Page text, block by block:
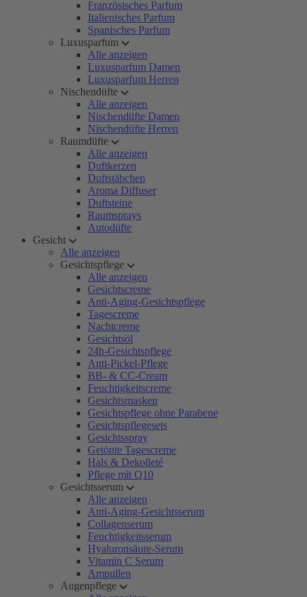
Französisches Parfum
Italienisches Parfum
Spanisches Parfum
Luxusparfum
Alle anzeigen
Luxusparfum Damen
Luxusparfum Herren
Nischendüfte
Alle anzeigen
Nischendüfte Damen
Nischendüfte Herren
Raumdüfte
Alle anzeigen
Duftkerzen
Duftstäbchen
Aroma Diffuser
Duftsteine
Raumsprays
Autodüfte
Gesicht
Alle anzeigen
Gesichtspflege
Alle anzeigen
Gesichtscreme
Anti-Aging-Gesichtspflege
Tagescreme
Nachtcreme
Gesichtsöl
24h-Gesichtspflege
Anti-Pickel-Pflege
BB- & CC-Cream
Feuchtigkeitscreme
Gesichtsmasken
Gesichtspflege ohne Parabene
Gesichtspflegesets
Gesichtsspray
Getönte Tagescreme
Hals & Dekolleté
Pflege mit Q10
Gesichtsserum
Alle anzeigen
Anti-Aging-Gesichtsserum
Collagenserum
Feuchtigkeitsserum
Hyaluronsäure-Serum
Vitamin C Serum
Ampullen
Augenpflege